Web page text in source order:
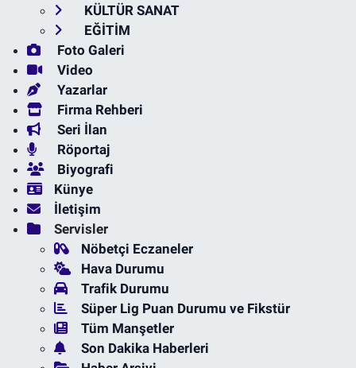
KÜLTÜR SANAT
EĞİTİM
Foto Galeri
Video
Yazarlar
Firma Rehberi
Seri İlan
Röportaj
Biyografi
Künye
İletişim
Servisler
Nöbetçi Eczaneler
Hava Durumu
Trafik Durumu
Süper Lig Puan Durumu ve Fikstür
Tüm Manşetler
Son Dakika Haberleri